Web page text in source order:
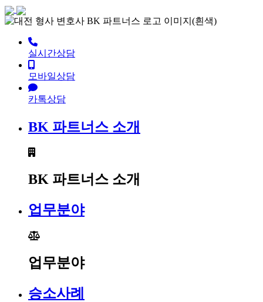
실시간상담
모바일상담
카톡상담
BK 파트너스 소개
BK 파트너스 소개
업무분야
업무분야
승소사례